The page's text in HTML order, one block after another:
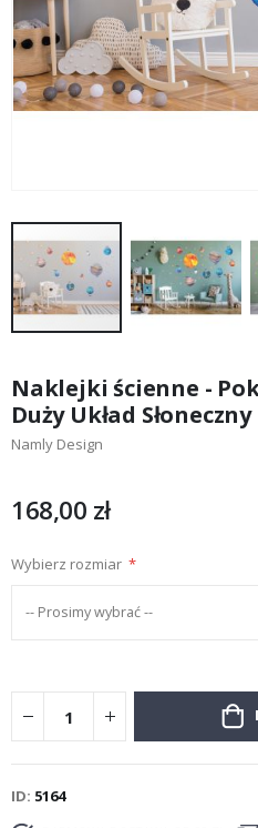
początek
galerii
Naklejki ścienne -
Duży Układ Słoneczny
Namly Design
168,00 zł
Wybierz rozmiar
ID 5164